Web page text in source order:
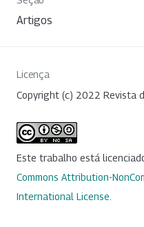
Artigos
Licença
Copyright (c) 2022 Revista
Este trabalho está
Commons Attribution-
International License.